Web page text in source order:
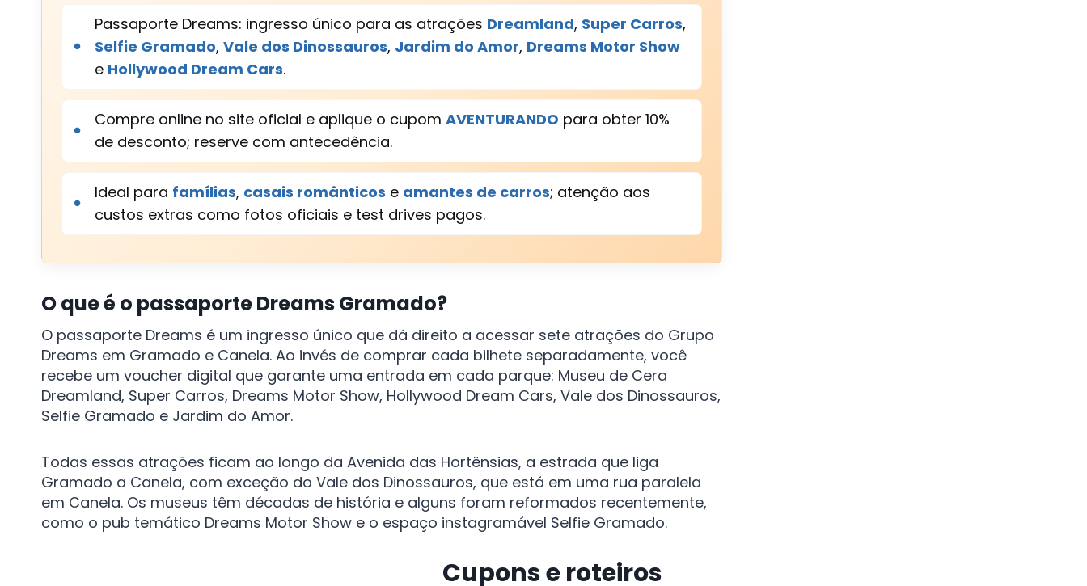
Passaporte Dreams: ingresso único para as atrações Dreamland, Super Carros,
Selfie Gramado, Vale dos Dinossauros, Jardim do Amor, Dreams Motor Show
e Hollywood Dream Cars.
Compre online no site oficial e aplique o cupom AVENTURANDO para obter 10%
de desconto; reserve com antecedência.
Ideal para famílias, casais românticos e amantes de carros; atenção aos
custos extras como fotos oficiais e test drives pagos.
O que é o passaporte Dreams Gramado?
O passaporte Dreams é um ingresso único que dá direito a acessar sete atrações do Grupo
Dreams em Gramado e Canela. Ao invés de comprar cada bilhete separadamente, você
recebe um voucher digital que garante uma entrada em cada parque: Museu de Cera
Dreamland, Super Carros, Dreams Motor Show, Hollywood Dream Cars, Vale dos Dinossauros,
Selfie Gramado e Jardim do Amor.
Todas essas atrações ficam ao longo da Avenida das Hortênsias, a estrada que liga
Gramado a Canela, com exceção do Vale dos Dinossauros, que está em uma rua paralela
em Canela. Os museus têm décadas de história e alguns foram reformados recentemente,
como o pub temático Dreams Motor Show e o espaço instagramável Selfie Gramado.
Cupons e roteiros